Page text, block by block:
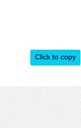
Click to copy